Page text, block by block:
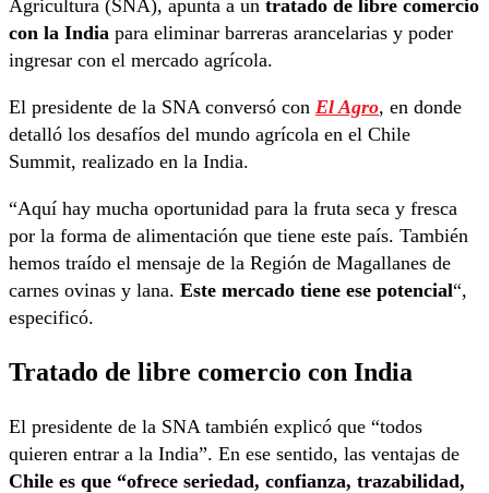
Agricultura (SNA), apunta a un tratado de libre comercio
con la India para eliminar barreras arancelarias y poder
ingresar con el mercado agrícola.
El presidente de la SNA conversó con El Agro, en donde
detalló los desafíos del mundo agrícola en el Chile
Summit, realizado en la India.
“Aquí hay mucha oportunidad para la fruta seca y fresca
por la forma de alimentación que tiene este país. También
hemos traído el mensaje de la Región de Magallanes de
carnes ovinas y lana. Este mercado tiene ese potencial“,
especificó.
Tratado de libre comercio con India
El presidente de la SNA también explicó que “todos
quieren entrar a la India”. En ese sentido, las ventajas de
Chile es que “ofrece seriedad, confianza, trazabilidad,